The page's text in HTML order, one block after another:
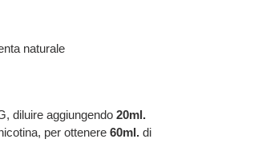
naturale
diluire aggiungendo 20ml.
per ottenere 60ml. di